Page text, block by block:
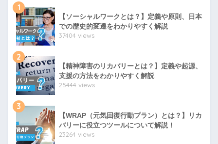
1
【ソーシャルワークとは？】定義や原則、日本
での歴史的変遷をわかりやすく解説
37404 views
2
【精神障害のリカバリーとは？】定義や起源、
支援の方法をわかりやすく解説
25444 views
3
【WRAP（元気回復行動プラン）とは？】リカ
バリーに役立つツールについて解説！
23264 views